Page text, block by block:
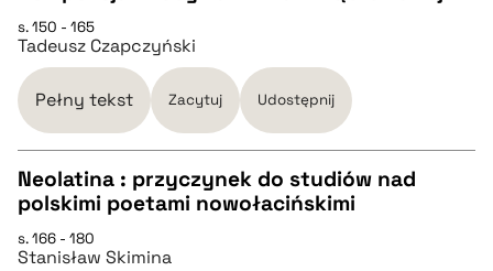
pobierz cytat
CZYSTY TEKST
pobierz cytat
BIBTEX
s. 150 - 165
Tadeusz Czapczyński
Pełny tekst Zacytuj Udostępnij
CZYSTY TEKST
Neolatina : przyczynek do studiów nad
polskimi poetami nowołacińskimi
s. 166 - 180
Stanisław Skimina